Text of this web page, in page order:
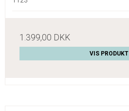
1.399,00 DKK
VIS PRODUKT